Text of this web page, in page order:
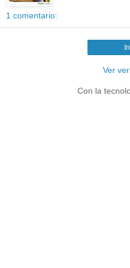
1 comentario:
Ver
Con la